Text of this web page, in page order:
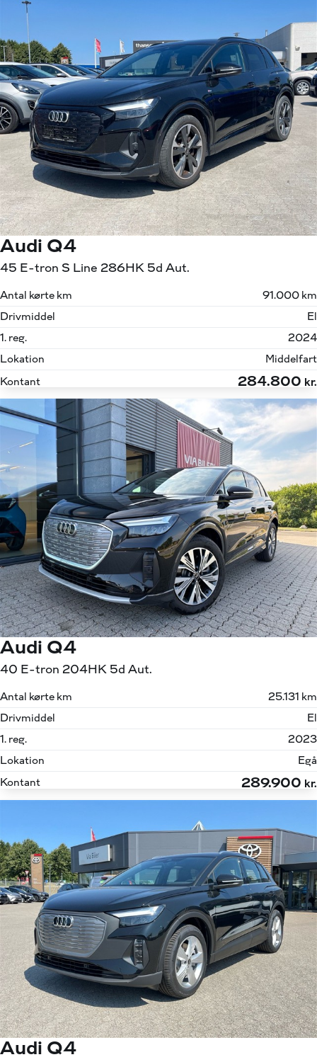
Audi Q4
45 E-tron S Line 286HK 5d Aut.
Antal kørte km
91.000 km
Drivmiddel
El
1. reg.
2024
Lokation
Middelfart
Kontant
284.800 kr.
Audi Q4
40 E-tron 204HK 5d Aut.
Antal kørte km
25.131 km
Drivmiddel
El
1. reg.
2023
Lokation
Egå
Kontant
289.900 kr.
Audi Q4